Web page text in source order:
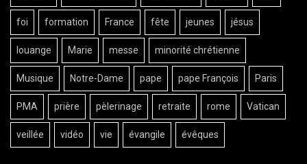
foi formation France fête jeunes jésus
louange Marie messe minorité chrétienne
Musique Notre-Dame pape pape François Paris
PMA prière pèlerinage retraite rome Vatican
veillée vidéo vie évangile évêques